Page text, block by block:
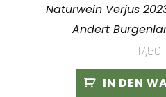
Naturwein Verjus
Andert
17,50
IN DEN